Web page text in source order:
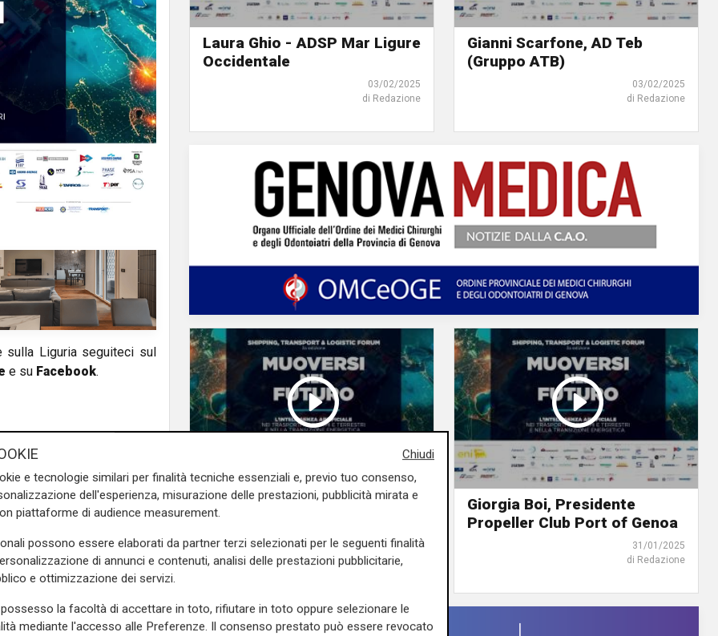
sulla Liguria seguiteci sul
e su Facebook.
Laura Ghio - ADSP Mar Ligure
Occidentale
03/02/2025
di Redazione
Gianni Scarfone, AD Teb
(Gruppo ATB)
03/02/2025
di Redazione
Massimiliano Monti, Editore
Telenord
31/01/2025
di Redazione
Giorgia Boi, Presidente
Propeller Club Port of Genoa
31/01/2025
di Redazione
Chiudi
e tecnologie similari per finalità tecniche essenziali e, previo tuo consenso,
dell'esperienza, misurazione delle prestazioni, pubblicità mirata e
piattaforme di audience measurement.
possono essere elaborati da partner terzi selezionati per le seguenti finalità
di annunci e contenuti, analisi delle prestazioni pubblicitarie,
e ottimizzazione dei servizi.
la facoltà di accettare in toto, rifiutare in toto oppure selezionare le
mediante l'accesso alle Preferenze. Il consenso prestato può essere revocato